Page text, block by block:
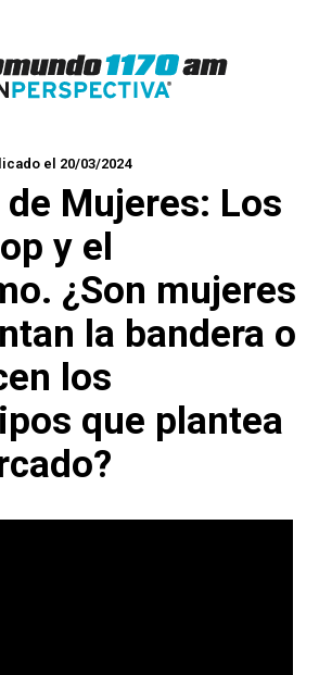
el 20/03/2024
de Mujeres: Los
y el
¿Son mujeres
la bandera o
los
que plantea